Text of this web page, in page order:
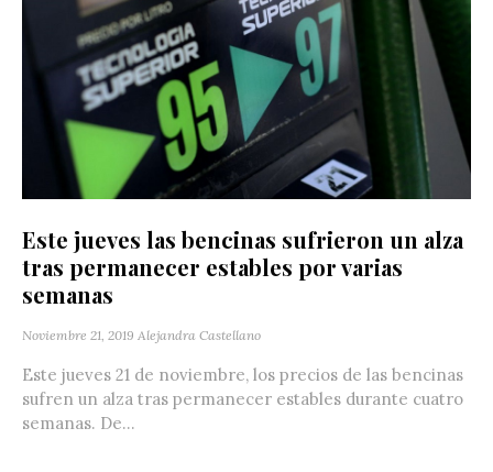
Este jueves las bencinas sufrieron un alza
tras permanecer estables por varias
semanas
Noviembre 21, 2019 Alejandra Castellano
Este jueves 21 de noviembre, los precios de las bencinas
sufren un alza tras permanecer estables durante cuatro
semanas. De...